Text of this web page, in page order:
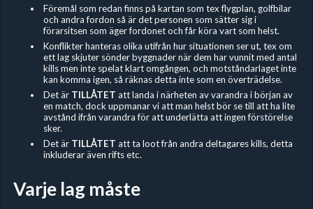
Föremål som redan finns på kartan som tex flygplan, golfbilar
och andra fordon så är det personen som sätter sig i
förarsitsen som äger fordonet och får köra vart som helst.
Konflikter hanteras olika utifrån hur situationen ser ut, tex om
ett lag skjuter sönder byggnader när dem har vunnit med antal
kills men inte spelat klart omgången, och motståndarlaget inte
kan komma igen, så räknas detta inte som en överträdelse.
Det är TILLÅTET att landa i närheten av varandra i början av
en match, dock uppmanar vi att man helst bör se till att ha lite
avstånd ifrån varandra för att underlätta att ingen förstörelse
sker.
Det är TILLÅTET att ta loot från andra deltagares kills, detta
inkluderar även rifts etc.
Varje lag måste